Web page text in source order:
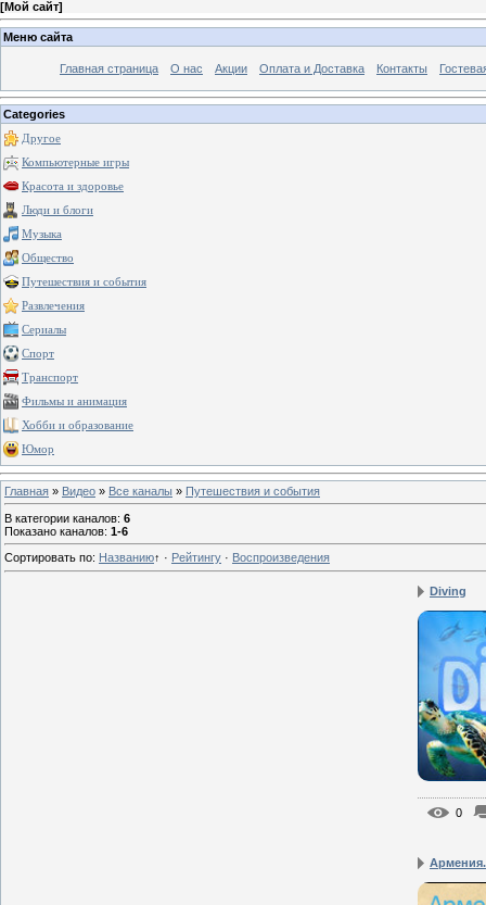
[Мой сайт]
Меню сайта
Главная страница О нас Акции Оплата и Доставка Контакты
Categories
Другое
Компьютерные игры
Красота и здоровье
Люди и блоги
Музыка
Общество
Путешествия и события
Развлечения
Сериалы
Спорт
Транспорт
Фильмы и анимация
Хобби и образование
Юмор
Главная » Видео » Все каналы » Путешествия и события
В категории каналов: 6
Показано каналов: 1-6
Сортировать по: Названию↑ · Рейтингу · Воспроизведения
Diving
0